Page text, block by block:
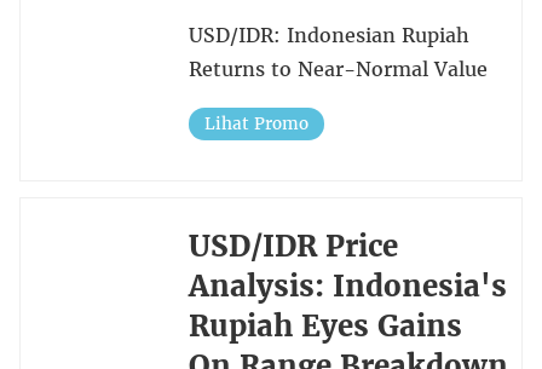
USD/IDR: Indonesian Rupiah
Returns to Near-Normal Value
Lihat Promo
USD/IDR Price
Analysis: Indonesia's
Rupiah Eyes Gains